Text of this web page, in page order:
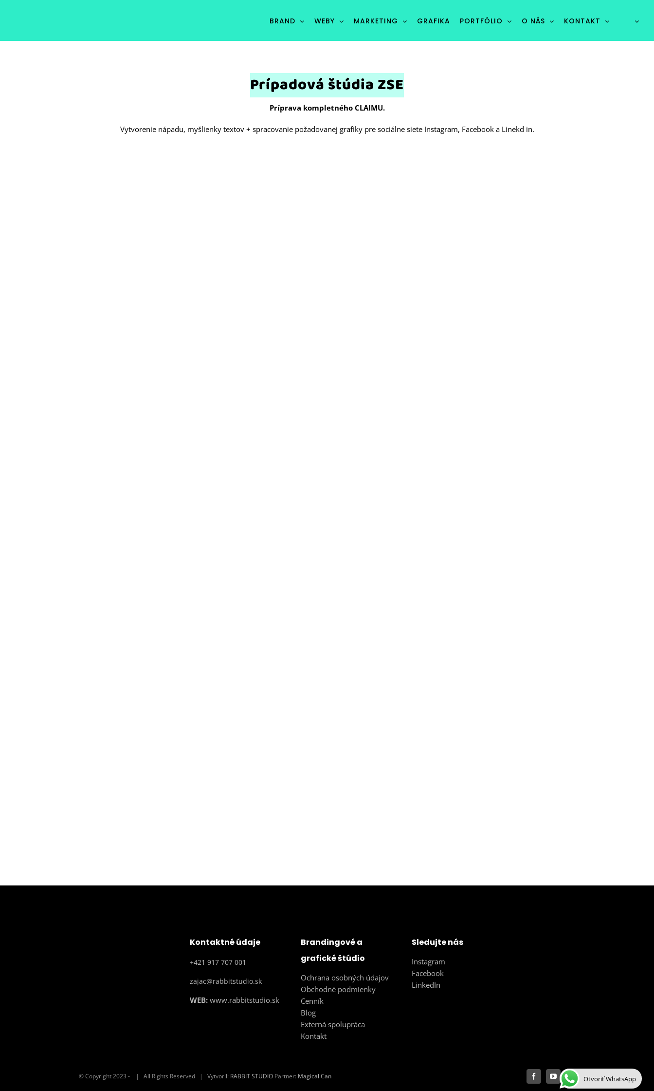
BRAND WEBY MARKETING GRAFIKA PORTFÓLIO O NÁS KONTAKT
Prípadová štúdia ZSE
Príprava kompletného CLAIMU.
Vytvorenie nápadu, myšlienky textov + spracovanie požadovanej grafiky pre sociálne siete Instagram, Facebook a Linekd in.
Kontaktné údaje
+421 917 707 001
zajac@rabbitstudio.sk
WEB: www.rabbitstudio.sk
Brandingové a
grafické štúdio
Ochrana osobných údajov
Obchodné podmienky
Cenník
Blog
Externá spolupráca
Kontakt
Sledujte nás
Instagram
Facebook
LinkedIn
© Copyright 2023 - | All Rights Reserved | Vytvoril: RABBIT STUDIO Partner: Magical Can FacebookYouTubeInstagramPinterestLinkedIn
Otvoriť WhatsApp